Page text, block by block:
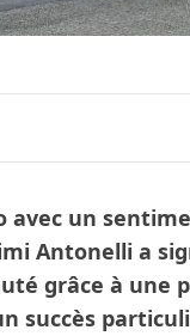
avec un
Antonelli a
grâce à
succès